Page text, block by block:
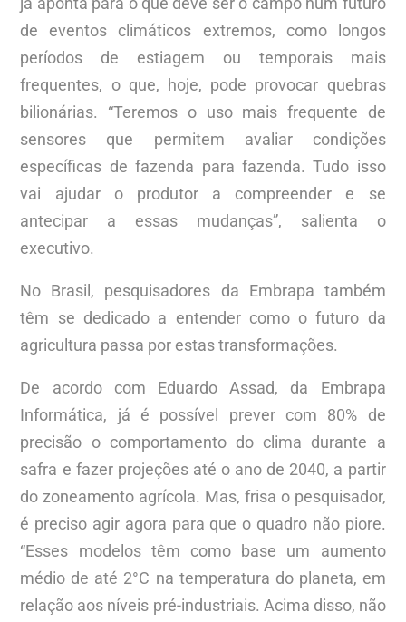
de eventos climáticos extremos, como longos
períodos de estiagem ou temporais mais
frequentes, o que, hoje, pode provocar quebras
bilionárias. “Teremos o uso mais frequente de
sensores que permitem avaliar condições
específicas de fazenda para fazenda. Tudo isso
vai ajudar o produtor a compreender e se
antecipar a essas mudanças”, salienta o
executivo.
No Brasil, pesquisadores da Embrapa também
têm se dedicado a entender como o futuro da
agricultura passa por estas transformações.
De acordo com Eduardo Assad, da Embrapa
Informática, já é possível prever com 80% de
precisão o comportamento do clima durante a
safra e fazer projeções até o ano de 2040, a partir
do zoneamento agrícola. Mas, frisa o pesquisador,
é preciso agir agora para que o quadro não piore.
“Esses modelos têm como base um aumento
médio de até 2°C na temperatura do planeta, em
relação aos níveis pré-industriais. Acima disso, não